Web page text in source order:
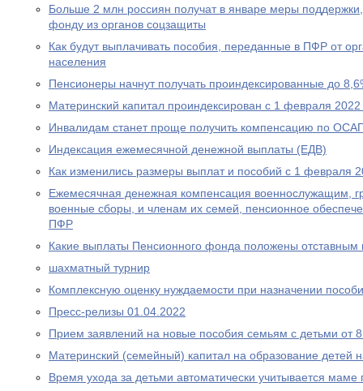
Больше 2 млн россиян получат в январе меры
фонду из органов соцзащиты
Как будут выплачивать пособия, переданные в ПФР от
населения
Пенсионеры начнут получать проиндексированные до
Материнский капитал проиндексирован с 1 февраля 2022
Инвалидам станет проще получить компенсацию по
Индексация ежемесячной денежной выплаты (ЕДВ)
Как изменились размеры выплат и пособий с 1 февраля
Ежемесячная денежная компенсация военнослужащим,
военные сборы, и членам их семей, пенсионное
ПФР
Какие выплаты Пенсионного фонда положены
шахматный турнир
Комплексную оценку нуждаемости при назначении
Пресс-релизы 01.04.2022
Прием заявлений на новые пособия семьям с детьми от
Материнский (семейный) капитал на образование детей
Время ухода за детьми автоматически учитывается